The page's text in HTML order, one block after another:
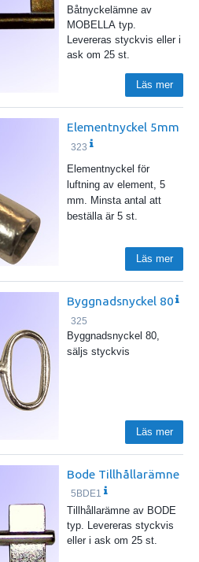
Båtnyckelämne av
MOBELLA typ.
Levereras styckvis eller i
ask om 25 st.
Läs mer
Elementnyckel 5mm
323
Elementnyckel för
luftning av element, 5
mm. Minsta antal att
beställa är 5 st.
Läs mer
Byggnadsnyckel 80
325
Byggnadsnyckel 80,
säljs styckvis
Läs mer
Bode Tillhållarämne
5BDE1
Tillhållarämne av BODE
typ. Levereras styckvis
eller i ask om 25 st.